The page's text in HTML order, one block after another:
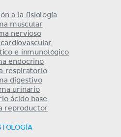
a la fisiología
muscular
nervioso
e inmunológico
endocrino
respiratorio
digestivo
urinario
ácido base
reproductor